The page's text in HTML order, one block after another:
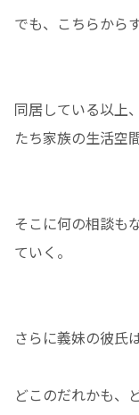
でも、こちらから
同居している以上
たち家族の生活空
そこに何の相談も
ていく。
さらに義妹の彼氏
どこのだれかも、